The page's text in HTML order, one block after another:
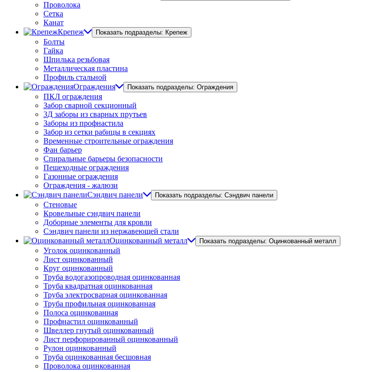
Проволока
Сетка
Канат
Крепеж
Показать подразделы: Крепеж
Болты
Гайка
Шпилька резьбовая
Металлическая пластина
Профиль стальной
Ограждения
Показать подразделы: Ограждения
ПКЛ ограждения
Забор сварной секционный
3Д заборы из сварных прутьев
Заборы из профнастила
Забор из сетки рабицы в секциях
Временные строительные ограждения
Фан барьер
Спиральные барьеры безопасности
Пешеходные ограждения
Газонные ограждения
Ограждения - жалюзи
Сэндвич панели
Показать подразделы: Сэндвич панели
Стеновые
Кровельные сэндвич панели
Доборные элементы для кровли
Сэндвич панели из нержавеющей стали
Оцинкованный металл
Показать подразделы: Оцинкованный металл
Уголок оцинкованный
Лист оцинкованный
Круг оцинкованный
Труба водогазопроводная оцинкованная
Труба квадратная оцинкованная
Труба электросварная оцинкованная
Труба профильная оцинкованная
Полоса оцинкованная
Профнастил оцинкованный
Швеллер гнутый оцинкованный
Лист перфорированный оцинкованный
Рулон оцинкованный
Труба оцинкованная бесшовная
Проволока оцинкованная